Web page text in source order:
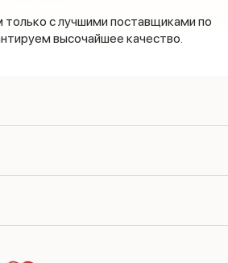
с лучшими поставщиками по
высочайшее качество.